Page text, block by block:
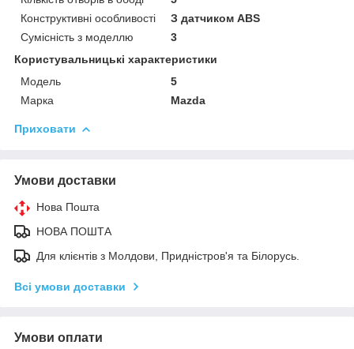
Конструктивні особливості
З датчиком ABS
Сумісність з моделлю
3
Користувальницькі характеристики
Мoдель
5
Марка
Mazda
Приховати
Умови доставки
Нова Пошта
НОВА ПОШТА
Для клієнтів з Молдови, Придністров'я та Білорусь.
Всі умови доставки
Умови оплати